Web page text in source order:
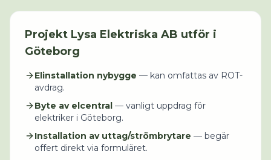
Projekt Lysa Elektriska AB utför i
Göteborg
Elinstallation nybygge — kan omfattas av ROT-
avdrag.
Byte av elcentral — vanligt uppdrag för
elektriker i Göteborg.
Installation av uttag/strömbrytare — begär
offert direkt via formuläret.